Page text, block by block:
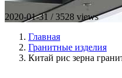
2020-01-31 / 3528 views
Главная
Гранитные изделия
Китай рис зерна